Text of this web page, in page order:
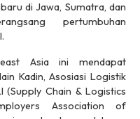
di Jawa, Sumatra, dan
pertumbuhan
Asia ini mendapat
Kadin, Asosiasi Logistik
(Supply Chain & Logistics
Association of